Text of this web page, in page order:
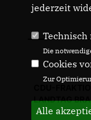
LANDTAG
jederzeit
Technisch
Die
Cookies
Zur
Alle